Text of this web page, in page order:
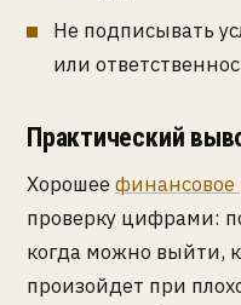
Не подписывать
или
Практический
Хорошее
проверку цифрами:
когда можно выйти,
произойдет при